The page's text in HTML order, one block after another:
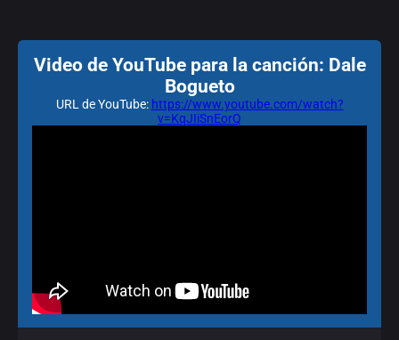
Video de YouTube para la canción: Dale
Bogueto
URL de YouTube: https://www.youtube.com/watch?
v=KqJIiSnEorQ